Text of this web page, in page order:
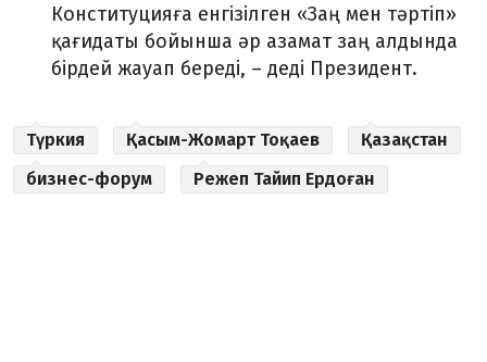
Конституцияға енгізілген «Заң мен тәртіп»
қағидаты бойынша әр азамат заң алдында
бірдей жауап береді, – деді Президент.
Түркия Қасым-Жомарт Тоқаев
Қазақстан
бизнес-форум
Режеп Тайип Ердоған